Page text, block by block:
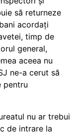
să returneze
acordați
timp de
general,
aceea nu
ne-a cerut să
pentru
nu ar trebui
de intrare la